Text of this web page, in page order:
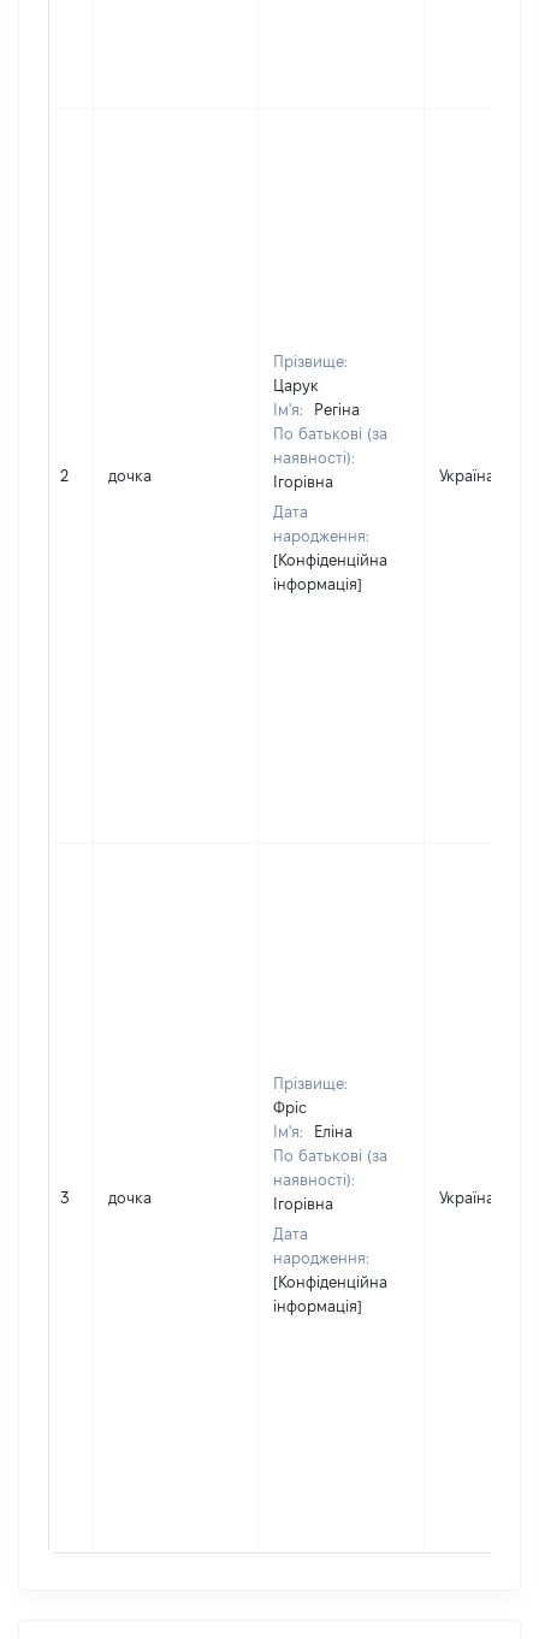
2 дочка
Прізвище:
Царук
Ім'я:
Регіна
По батькові (за
наявності):
Ігорівна
Дата
народження:
[Конфіденційна
інформація]
Україна
3 дочка
Прізвище:
Фріс
Ім'я:
Еліна
По батькові (за
наявності):
Ігорівна
Дата
народження:
[Конфіденційна
інформація]
Україна